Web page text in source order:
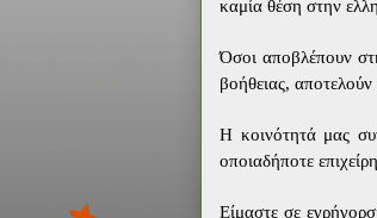
καμία θέση στην
Όσοι αποβλέπουν
βοήθειας,
Η κοινότητά μας
οποιαδήποτε
Είμαστε σε